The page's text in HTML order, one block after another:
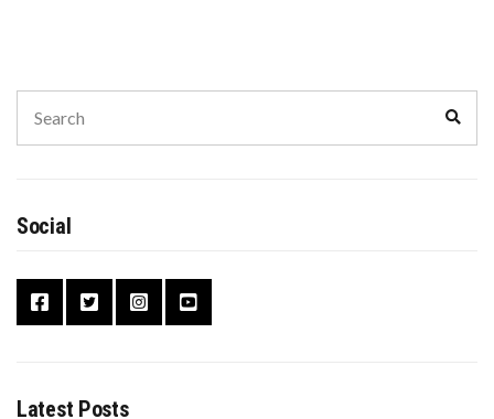
for:
Social
Latest Posts